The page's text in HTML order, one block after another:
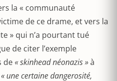
la « communauté
de ce drame, et vers la
» qui n’a pourtant tué
de citer l’exemple
de« skinhead néonazis »à
« une certaine dangerosité,